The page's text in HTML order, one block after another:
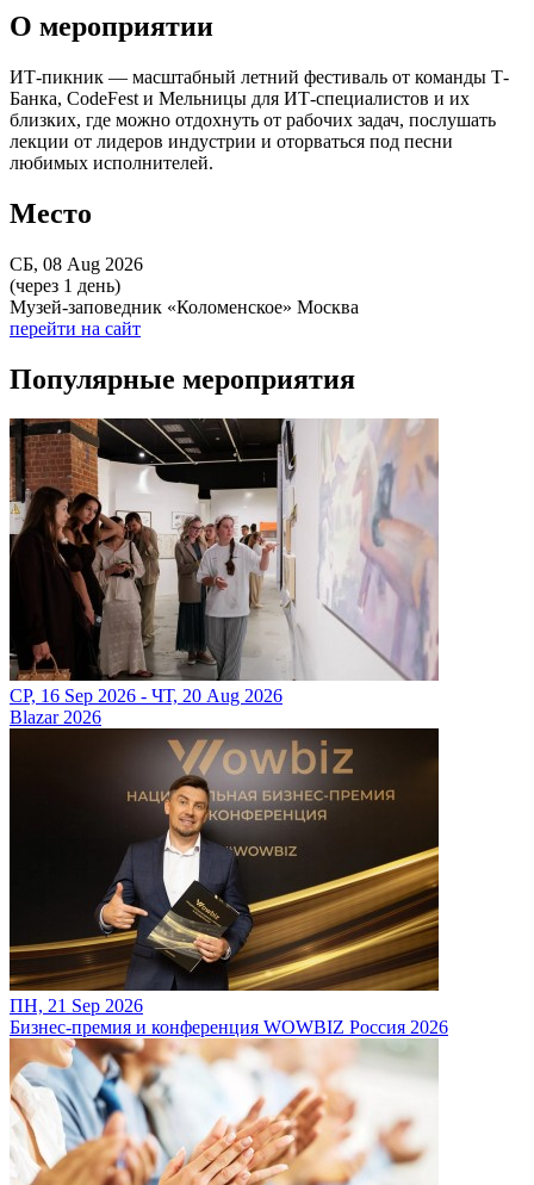
О мероприятии
ИТ-пикник — масштабный летний фестиваль от команды Т-
Банка, CodeFest и Мельницы для ИТ-специалистов и их
близких, где можно отдохнуть от рабочих задач, послушать
лекции от лидеров индустрии и оторваться под песни
любимых исполнителей.
Место
СБ, 08 Aug 2026
(через 1 день)
Музей-заповедник «Коломенское» Москва
перейти на сайт
Популярные мероприятия
СР, 16 Sep 2026 - ЧТ, 20 Aug 2026
Blazar 2026
ПН, 21 Sep 2026
Бизнес-премия и конференция WOWBIZ Россия 2026